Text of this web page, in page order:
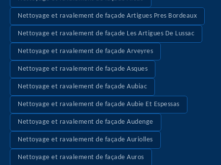
Nettoyage et ravalement de façade Artigues Pres Bordeaux
Nettoyage et ravalement de façade Les Artigues De Lussac
Nettoyage et ravalement de façade Arveyres
Nettoyage et ravalement de façade Asques
Nettoyage et ravalement de façade Aubiac
Nettoyage et ravalement de façade Aubie Et Espessas
Nettoyage et ravalement de façade Audenge
Nettoyage et ravalement de façade Auriolles
Nettoyage et ravalement de façade Auros